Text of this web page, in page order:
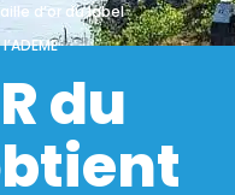
d’or du label
du